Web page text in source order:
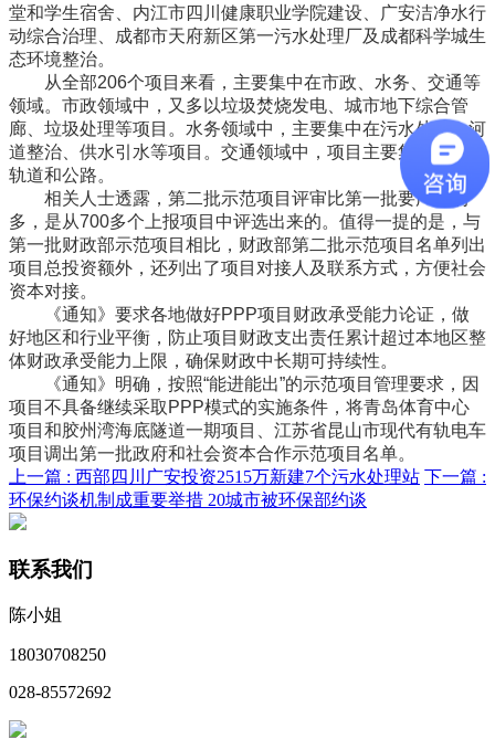
堂和学生宿舍、内江市四川健康职业学院建设、广安洁净水行
动综合治理、成都市天府新区第一污水处理厂及成都科学城生
态环境整治。
从全部206个项目来看，主要集中在市政、水务、交通等
领域。市政领域中，又多以垃圾焚烧发电、城市地下综合管
廊、垃圾处理等项目。水务领域中，主要集中在污水处理、河
道整治、供水引水等项目。交通领域中，项目主要集中在城市
轨道和公路。
相关人士透露，第二批示范项目评审比第一批要严格的
多，是从700多个上报项目中评选出来的。值得一提的是，与
第一批财政部示范项目相比，财政部第二批示范项目名单列出
项目总投资额外，还列出了项目对接人及联系方式，方便社会
资本对接。
《通知》要求各地做好PPP项目财政承受能力论证，做
好地区和行业平衡，防止项目财政支出责任累计超过本地区整
体财政承受能力上限，确保财政中长期可持续性。
《通知》明确，按照“能进能出”的示范项目管理要求，因
项目不具备继续采取PPP模式的实施条件，将青岛体育中心
项目和胶州湾海底隧道一期项目、江苏省昆山市现代有轨电车
项目调出第一批政府和社会资本合作示范项目名单。
上一篇 : 西部四川广安投资2515万新建7个污水处理站 下一篇 :
环保约谈机制成重要举措 20城市被环保部约谈
联系我们
陈小姐
18030708250
028-85572692